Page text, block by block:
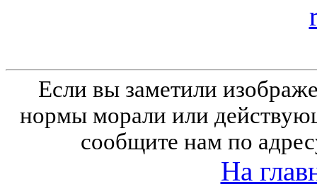
Если вы заметили
нормы морали или
сообщите нам по
На